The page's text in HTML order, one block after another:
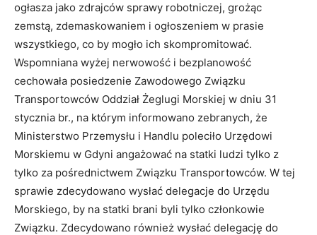
ogłasza jako zdrajców sprawy robotniczej, grożąc
zemstą, zdemaskowaniem i ogłoszeniem w prasie
wszystkiego, co by mogło ich skompromitować.
Wspomniana wyżej nerwowość i bezplanowość
cechowała posiedzenie Zawodowego Związku
Transportowców Oddział Żeglugi Morskiej w dniu 31
stycznia br., na którym informowano zebranych, że
Ministerstwo Przemysłu i Handlu poleciło Urzędowi
Morskiemu w Gdyni angażować na statki ludzi tylko z
tylko za pośrednictwem Związku Transportowców. W tej
sprawie zdecydowano wysłać delegacje do Urzędu
Morskiego, by na statki brani byli tylko członkowie
Związku. Zdecydowano również wysłać delegację do